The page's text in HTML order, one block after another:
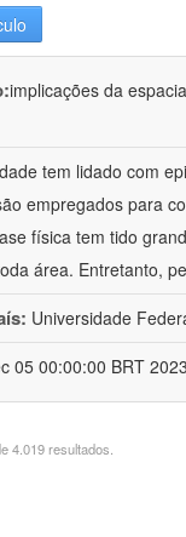
implicações da
tem lidado com
empregados para
física tem tido
área. Entretanto,
Universidade
05 00:00:00 BRT
4.019 resultados.